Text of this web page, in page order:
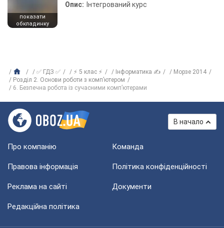
показати
обкладинку
Опис: Інтегрований курс
✅ ГДЗ ✅ ⚡ 5 клас ⚡ Інформатика ✍
Морзе 2014
Розділ 2. Основи роботи з комп’ютером
6. Безпечна робота із сучасними комп’ютерами
В начало
Про компанію Команда
Правова інформація Політика конфіденційності
Реклама на сайті Документи
Редакційна політика